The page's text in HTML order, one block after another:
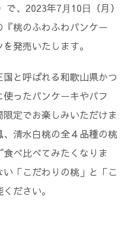
、2023年7⽉10⽇（月）
桃のふわふわパンケー
発売いたします。
と呼ばれる和歌山県かつ
ったパンケーキやパフ
定でお楽しみいただけま
清水白桃の全４品種の桃
べ比べてみたくなりま
「こだわりの桃」と「こ
ださい。